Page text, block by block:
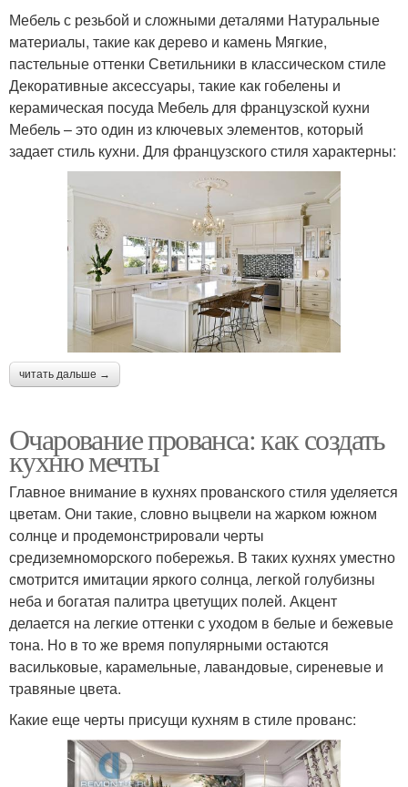
Мебель с резьбой и сложными деталями Натуральные
материалы, такие как дерево и камень Мягкие,
пастельные оттенки Светильники в классическом стиле
Декоративные аксессуары, такие как гобелены и
керамическая посуда Мебель для французской кухни
Мебель – это один из ключевых элементов, который
задает стиль кухни. Для французского стиля характерны:
читать дальше →
Очарование прованса: как создать
кухню мечты
Главное внимание в кухнях прованского стиля уделяется
цветам. Они такие, словно выцвели на жарком южном
солнце и продемонстрировали черты
средиземноморского побережья. В таких кухнях уместно
смотрится имитации яркого солнца, легкой голубизны
неба и богатая палитра цветущих полей. Акцент
делается на легкие оттенки с уходом в белые и бежевые
тона. Но в то же время популярными остаются
васильковые, карамельные, лавандовые, сиреневые и
травяные цвета.
Какие еще черты присущи кухням в стиле прованс: